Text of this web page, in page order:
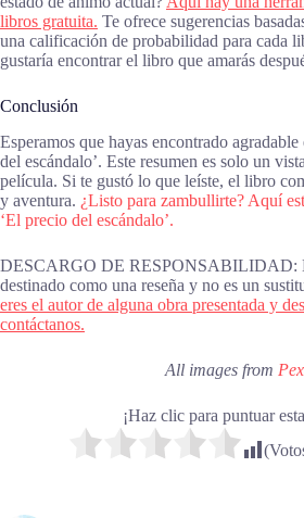
libros gratuita. Te ofrece sugerencias
una calificación de probabilidad para cada
gustaría encontrar el libro que amarás
Conclusión
Esperamos que hayas encontrado
del escándalo’. Este resumen es solo un
película. Si te gustó lo que leíste, el libro
y aventura. ¿Listo para zambullirte? Aquí
‘El precio del escándalo’.
DESCARGO DE RESPONSABILIDAD:
destinado como una reseña y no es un
eres el autor de alguna obra presentada y
contáctanos.
All images from
¡Haz clic para puntuar